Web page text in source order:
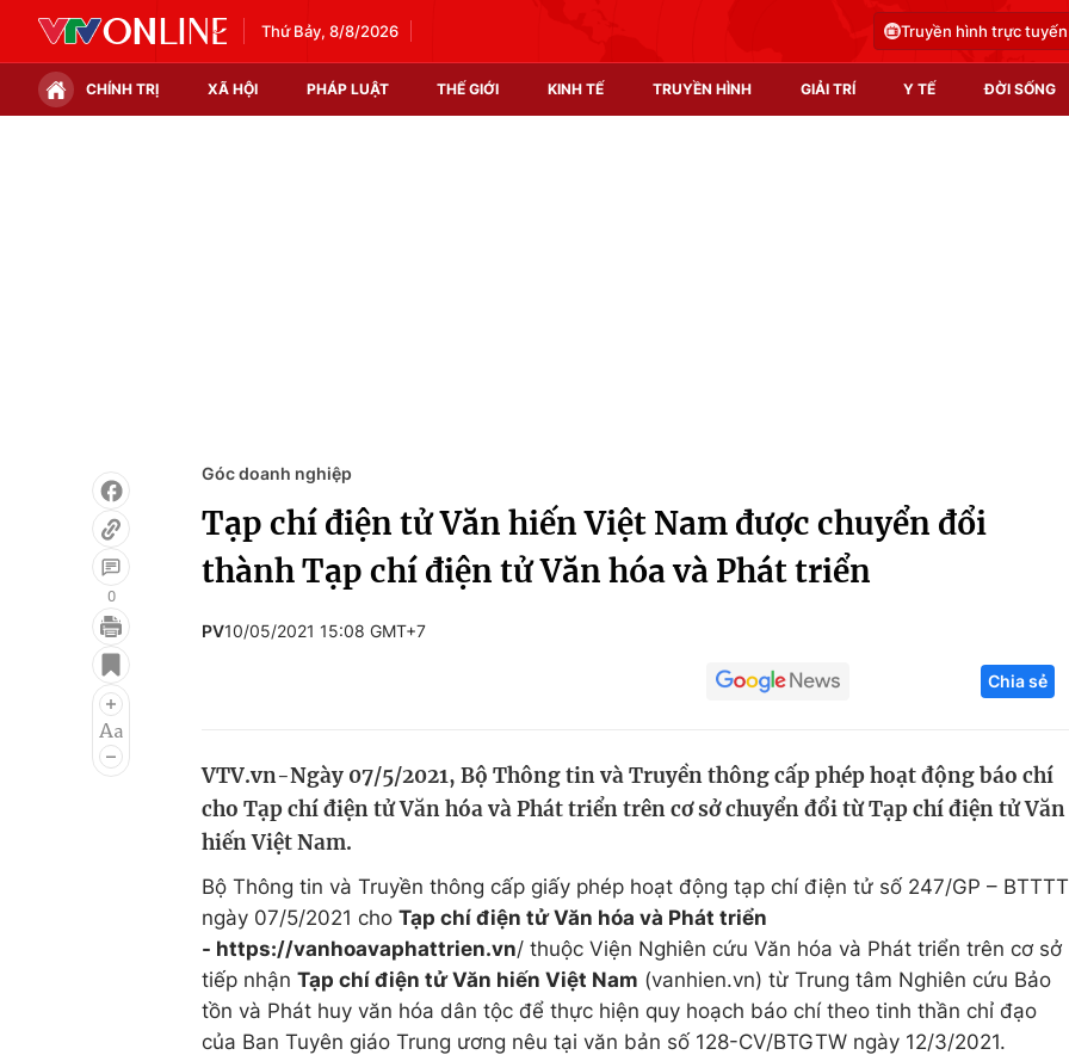
Thứ Bảy, 8/8/2026 Truyền hình trực tuyến
CHÍNH TRỊ XÃ HỘI PHÁP LUẬT THẾ GIỚI KINH TẾ TRUYỀN HÌNH GIẢI TRÍ Y TẾ ĐỜI SỐNG
Infographic
Điện ảnh
Âm nhạc
Chất lượng cuộc sống
Tuyển sinh
Hitech Công
Thị trường
0
Góc doanh nghiệp
Tạp chí điện tử Văn hiến Việt Nam được chuyển đổi
thành Tạp chí điện tử Văn hóa và Phát triển
PV10/05/2021 15:08 GMT+7
Chia sẻ
VTV.vn-Ngày 07/5/2021, Bộ Thông tin và Truyền thông cấp phép hoạt động báo chí
cho Tạp chí điện tử Văn hóa và Phát triển trên cơ sở chuyển đổi từ Tạp chí điện tử Văn
hiến Việt Nam.
Bộ Thông tin và Truyền thông cấp giấy phép hoạt động tạp chí điện tử số 247/GP – BTTTT
ngày 07/5/2021 cho Tạp chí điện tử Văn hóa và Phát triển
- https://vanhoavaphattrien.vn/ thuộc Viện Nghiên cứu Văn hóa và Phát triển trên cơ sở
tiếp nhận Tạp chí điện tử Văn hiến Việt Nam (vanhien.vn) từ Trung tâm Nghiên cứu Bảo
tồn và Phát huy văn hóa dân tộc để thực hiện quy hoạch báo chí theo tinh thần chỉ đạo
của Ban Tuyên giáo Trung ương nêu tại văn bản số 128-CV/BTGTW ngày 12/3/2021.